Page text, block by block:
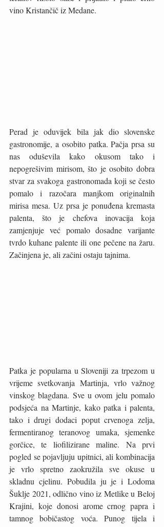
vino Kristančič iz Medane.
Perad je oduvijek bila jak dio slovenske
gastronomije, a osobito patka. Pačja prsa su
nas oduševila kako okusom tako i
nepogrešivim mirisom, što je osobito dobra
stvar za svakoga gastronomada koji se često
pomalo i razočara manjkom originalnih
mirisa mesa. Uz prsa je ponuđena kremasta
palenta, što je chefova inovacija koja
zamjenjuje već pomalo dosadne varijante
tvrdo kuhane palente ili one pečene na žaru.
Začinjena je, ali začini ostaju tajnima.
Patka je popularna u Sloveniji za trpezom u
vrijeme svetkovanja Martinja, vrlo važnog
vinskog blagdana. Sve u ovom jelu pomalo
podsjeća na Martinje, kako patka i palenta,
tako i drugi dodaci poput crvenoga zelja,
fermentiranog teranovog umaka, sjemenke
gorčice, te liofilizirane maline. Na prvi
pogled se pojavljuju upitnici, ali kombinacija
je vrlo spretno zaokružila sve okuse u
skladnu cjelinu. Pobudila ju je i Lodoma
Šuklje 2021, odlično vino iz Metlike u Beloj
Krajini, koje donosi arome crnog papra i
tamnog bobičastog voća. Punog tijela i